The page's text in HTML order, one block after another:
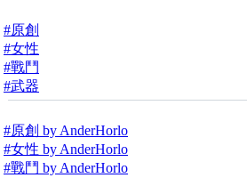
#原創
#女性
#戰鬥
#武器
#原創 by AnderHorlo
#女性 by AnderHorlo
#戰鬥 by AnderHorlo